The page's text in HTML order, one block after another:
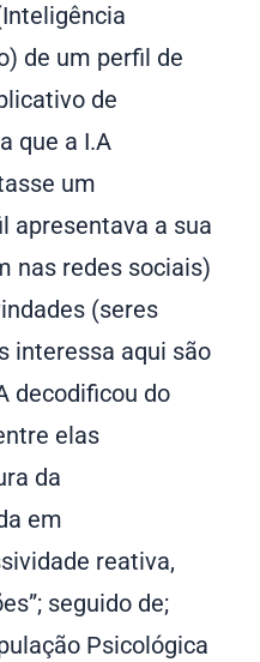
de um perfil de
de
que a I.A
um
apresentava a sua
nas redes sociais)
(seres
interessa aqui são
decodificou do
elas
da
em
reativa,
seguido de;
Psicológica